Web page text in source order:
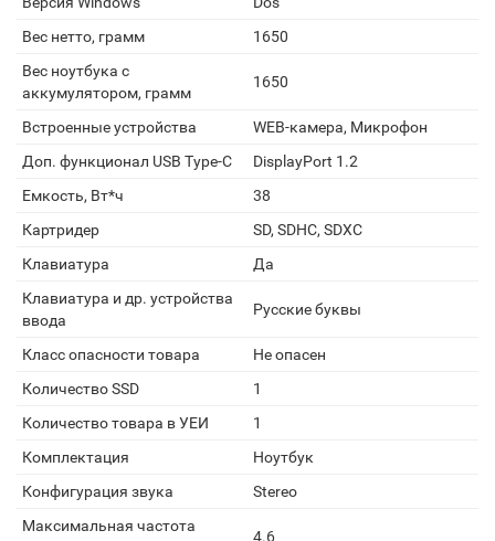
Вес нетто, грамм
1650
Вес ноутбука с
аккумулятором, грамм
1650
Встроенные устройства
WEB-камера, Микрофон
Доп. функционал USB Type-C
DisplayPort 1.2
Емкость, Вт*ч
38
Картридер
SD, SDHC, SDXC
Клавиатура
Да
Клавиатура и др. устройства
ввода
Русские буквы
Класс опасности товара
Не опасен
Количество SSD
1
Количество товара в УЕИ
1
Комплектация
Ноутбук
Конфигурация звука
Stereo
Максимальная частота
4.6